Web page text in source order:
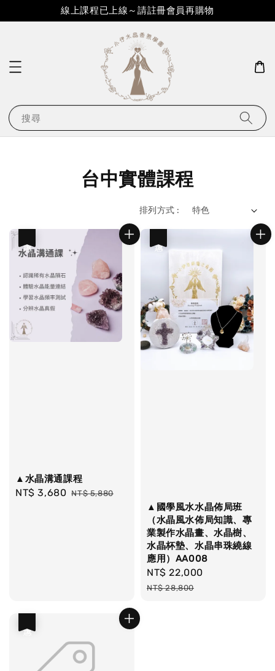
線上課程已上線～請註冊會員再購物
搜尋
台中實體課程
排列方式 :
▲水晶溝通課程
Sale
NT$ 3,680 Regular
NT$ 5,880
▲國學風水水晶佈局班
（水晶風水佈局知識、專
業製作水晶畫、水晶樹、
水晶杯墊、水晶串珠繞線
應用）AA008
Sale
price
NT$ 22,000
NT$ 28,800